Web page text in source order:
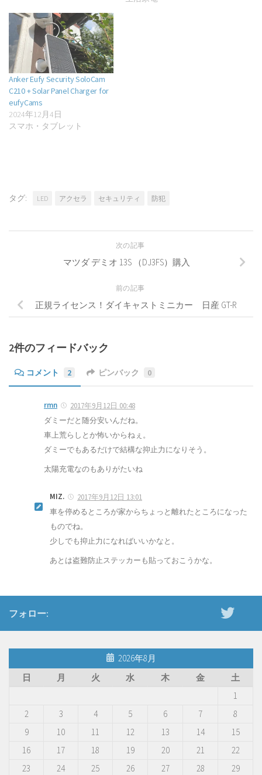
Anker Eufy Security SoloCam
C210 + Solar Panel Charger for
eufyCams
2024年12月4日
スマホ・タブレット
タグ: LED アクセラ セキュリティ 防犯
次の記事
マツダ デミオ 13S （DJ3FS）購入
前の記事
正規ライセンス！ダイキャストミニカー 日産 GT-R
2件のフィードバック
コメント 2 ピンバック 0
rmn
2017年9月12日 00:48
ダミーだと随分安いんだね。
車上荒らしとか怖いからねぇ。
ダミーでもあるだけで結構な抑止力になりそう。
太陽充電なのもありがたいね
MIZ.
2017年9月12日 13:01
車を停めるところが家からちょっと離れたところになった
ものでね。
少しでも抑止力になればいいかなと。
あとは盗難防止ステッカーも貼っておこうかな。
フォロー:
2026年8月
日
月 火 水 木 金
土
1
2
3 4 5 6 7
8
9
10 11 12 13 14
15
16
17 18 19 20 21
22
23
24 25 26 27 28
29